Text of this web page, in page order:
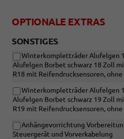
OPTIONALE EXTRAS
SONSTIGES
Winterkompletträder Alufelgen
Alufelgen Borbet schwarz 18 Zoll
R18 mit Reifendrucksensoren,
Winterkompletträder Alufelgen
Alufelgen Borbet schwarz 19 Zoll
R19 mit Reifendrucksensoren,
Anhängevorrichtung
Steuergerät und Vorverkabelung